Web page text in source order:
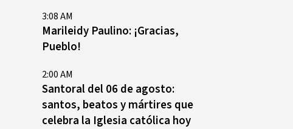
3:08 AM
Marileidy Paulino: ¡Gracias,
Pueblo!
2:00 AM
Santoral del 06 de agosto:
santos, beatos y mártires que
celebra la Iglesia católica hoy